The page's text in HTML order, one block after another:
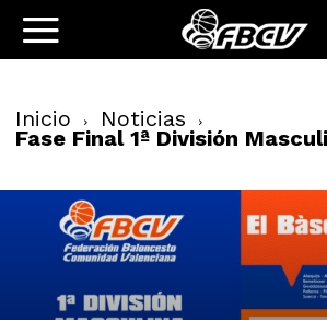
Inicio Noticias
Fase Final 1ª División